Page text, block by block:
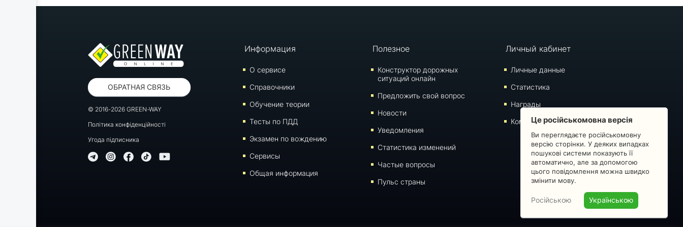
ОБРАТНАЯ СВЯЗЬ
© 2016-2026 GREEN-WAY
Політика конфіденційності
Угода підписника
Информация
О сервисе
Справочники
Обучение теории
Тесты по ПДД
Экзамен по вождению
Сервисы
Общая информация
Полезное
Конструктор дорожных
ситуаций онлайн
Предложить свой вопрос
Новости
Уведомления
Статистика изменений
Частые вопросы
Пульс страны
Личный кабинет
Личные данные
Статистика
Награды
Комментарии
Це російськомовна версія
Ви переглядаєте російськомовну
версію сторінки. У деяких випадках
пошукові системи показують її
автоматично, але за допомогою
цього повідомлення можна швидко
змінити мову.
Російською Українською